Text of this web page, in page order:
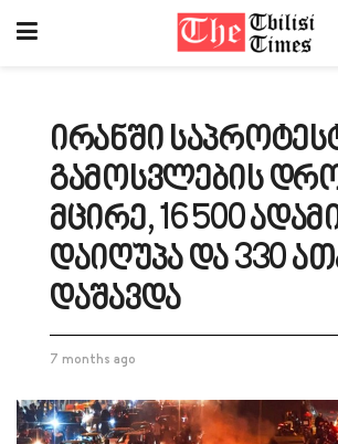
ირანში
გამოსვლების
მცირე, 16 500
დაიღუპა და 330
დაშავდა
7 months ago